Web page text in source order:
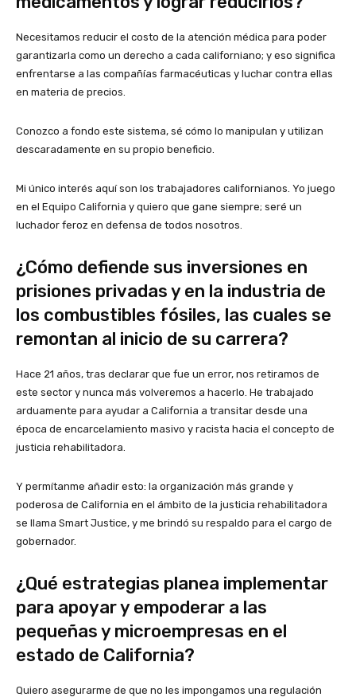
Necesitamos reducir el costo de la atención médica para poder
garantizarla como un derecho a cada californiano; y eso significa
enfrentarse a las compañías farmacéuticas y luchar contra ellas
en materia de precios.
Conozco a fondo este sistema, sé cómo lo manipulan y utilizan
descaradamente en su propio beneficio.
Mi único interés aquí son los trabajadores californianos. Yo juego
en el Equipo California y quiero que gane siempre; seré un
luchador feroz en defensa de todos nosotros.
¿Cómo defiende sus inversiones en
prisiones privadas y en la industria de
los combustibles fósiles, las cuales se
remontan al inicio de su carrera?
Hace 21 años, tras declarar que fue un error, nos retiramos de
este sector y nunca más volveremos a hacerlo. He trabajado
arduamente para ayudar a California a transitar desde una
época de encarcelamiento masivo y racista hacia el concepto de
justicia rehabilitadora.
Y permítanme añadir esto: la organización más grande y
poderosa de California en el ámbito de la justicia rehabilitadora
se llama Smart Justice, y me brindó su respaldo para el cargo de
gobernador.
¿Qué estrategias planea implementar
para apoyar y empoderar a las
pequeñas y microempresas en el
estado de California?
Quiero asegurarme de que no les impongamos una regulación